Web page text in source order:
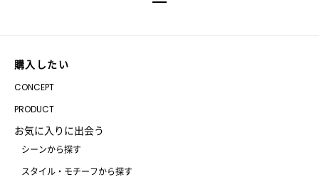
購入したい
CONCEPT
PRODUCT
お気に入りに出会う
シーンから探す
スタイル・モチーフから探す